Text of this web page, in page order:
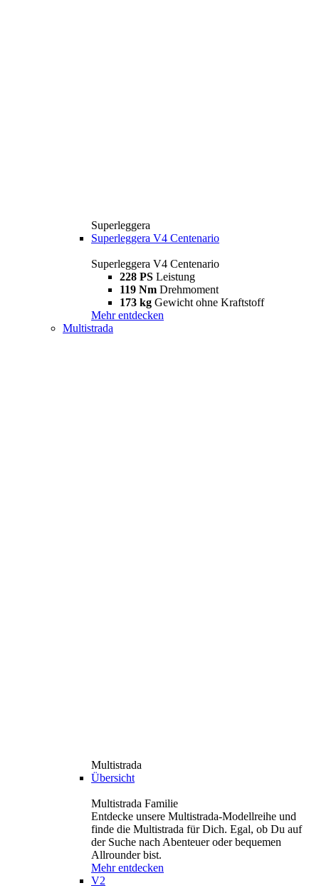
Superleggera
Superleggera V4 Centenario
Superleggera V4 Centenario
228 PS Leistung
119 Nm Drehmoment
173 kg Gewicht ohne Kraftstoff
Mehr entdecken
Multistrada
Multistrada
Übersicht
Multistrada Familie
Entdecke unsere Multistrada-Modellreihe und
finde die Multistrada für Dich. Egal, ob Du auf
der Suche nach Abenteuer oder bequemen
Allrounder bist.
Mehr entdecken
V2